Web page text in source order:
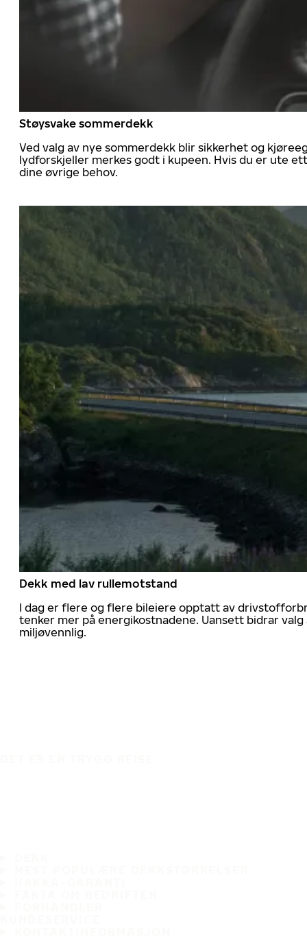
Støysvake sommerdekk
Ved valg av nye sommerdekk blir sikkerhet og
lydforskjeller merkes godt i kupeen. Hvis du er ute
dine øvrige behov.
Dekk med lav rullemotstand
I dag er flere og flere bileiere opptatt av
tenker mer på energikostnadene. Uansett bidrar
miljøvennlig.